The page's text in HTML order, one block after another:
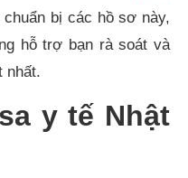
bị các hồ sơ này,
hỗ trợ bạn rà soát và
nhất.
y tế Nhật